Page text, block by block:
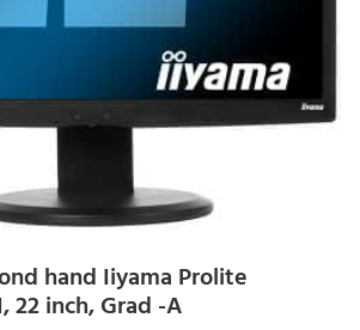
hand Iiyama Prolite
22 inch, Grad -A